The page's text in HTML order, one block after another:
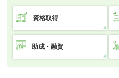
資格取得
助成・融資